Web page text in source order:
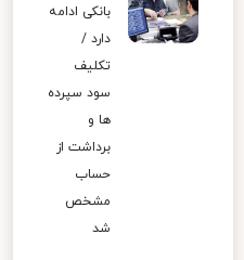
بانکی ادامه
دارد /
تکلیف
سود سپرده
ها و
برداشت از
حساب
مشخص
شد